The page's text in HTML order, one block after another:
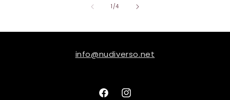
1/of
4
info@nudiverso.net